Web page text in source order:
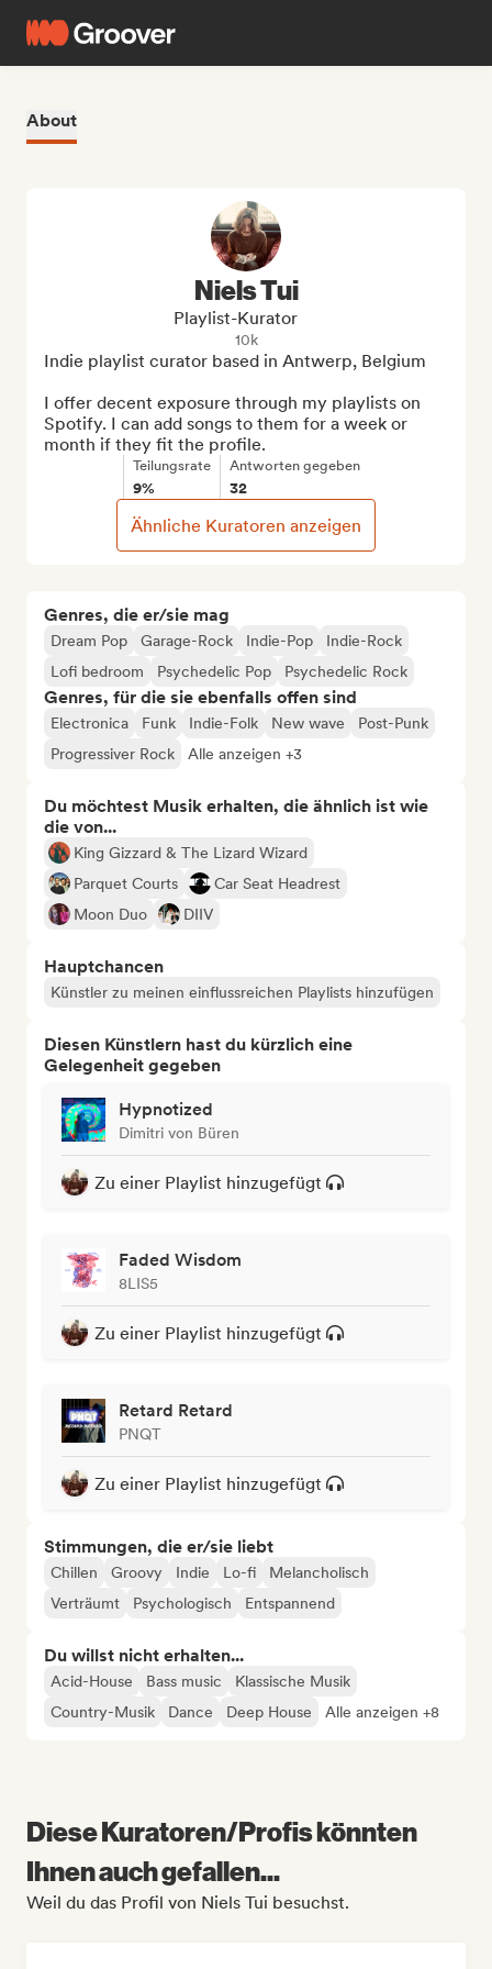
About
Genres, die er/sie mag
Dream Pop Garage-Rock Indie-Pop
Indie-Rock
Lofi bedroom
Psychedelic Pop Psychedelic Rock
Genres, für die sie ebenfalls offen sind
Electronica Funk Indie-Folk New wave
Post-Punk
Progressiver Rock
Alle anzeigen +3
Du möchtest Musik erhalten, die ähnlich ist wie
die von...
King Gizzard & The Lizard Wizard
Parquet Courts
Car Seat Headrest
Moon Duo
DIIV
Hauptchancen
Künstler zu meinen einflussreichen Playlists hinzufügen
Diesen Künstlern hast du kürzlich eine
Gelegenheit gegeben
Hypnotized
Dimitri von Büren
Zu einer Playlist hinzugefügt
Faded Wisdom
8LIS5
Zu einer Playlist hinzugefügt
Retard Retard
PNQT
Zu einer Playlist hinzugefügt
Stimmungen, die er/sie liebt
Chillen Groovy Indie Lo-fi
Melancholisch
Verträumt
Psychologisch Entspannend
Du willst nicht erhalten...
Acid-House Bass music
Klassische Musik
Country-Musik
Dance Deep House Alle anzeigen +8
Niels Tui
Playlist-Kurator
10k
Indie playlist curator based in Antwerp, Belgium
I offer decent exposure through my playlists on
Spotify. I can add songs to them for a week or
month if they fit the profile.
Teilungsrate
9%
Antworten gegeben
32
Ähnliche Kuratoren anzeigen
Diese Kuratoren/Profis könnten
Ihnen auch gefallen...
Weil du das Profil von Niels Tui besuchst.